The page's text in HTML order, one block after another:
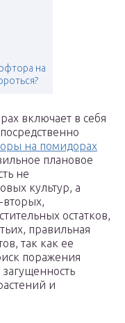
на
включает в себя
на помидорах
плановое
не
культур, а
остатков,
правильная
так как ее
поражения
и